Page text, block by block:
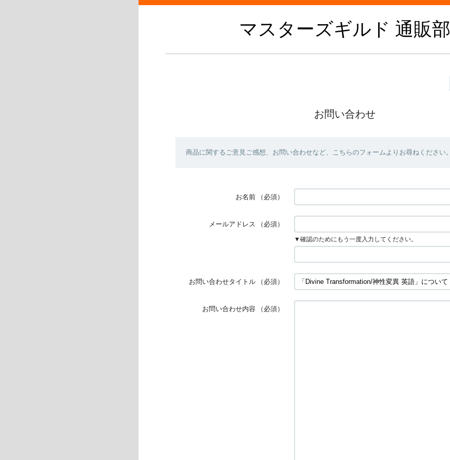
マスターズギルド 通販部
お問い合わせ
商品に関するご意見ご感想、お問い合わせなど、こちらのフォームよりお尋ねください。
お名前 （必須）
メールアドレス （必須）
▼確認のためにもう一度入力してください。
お問い合わせタイトル （必須）
お問い合わせ内容 （必須）